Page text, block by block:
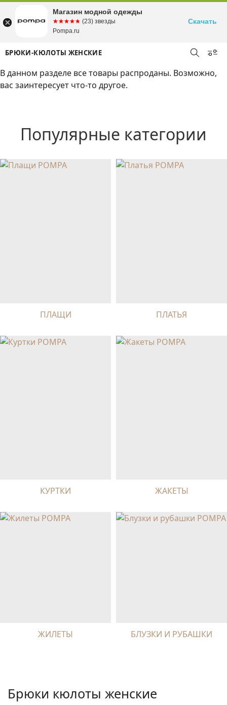
БРЮКИ-КЮЛОТЫ ЖЕНСКИЕ
В данном разделе все товары распроданы. Возможно,
вас заинтересует что-то другое.
Популярные категории
ПЛАЩИ ПЛАТЬЯ
КУРТКИ ЖАКЕТЫ
ЖИЛЕТЫ БЛУЗКИ И РУБАШКИ
Брюки кюлоты женские
Магазин модной одежды
☆☆☆☆☆
★★★★★ (23) звезды
Pompa.ru
Скачать